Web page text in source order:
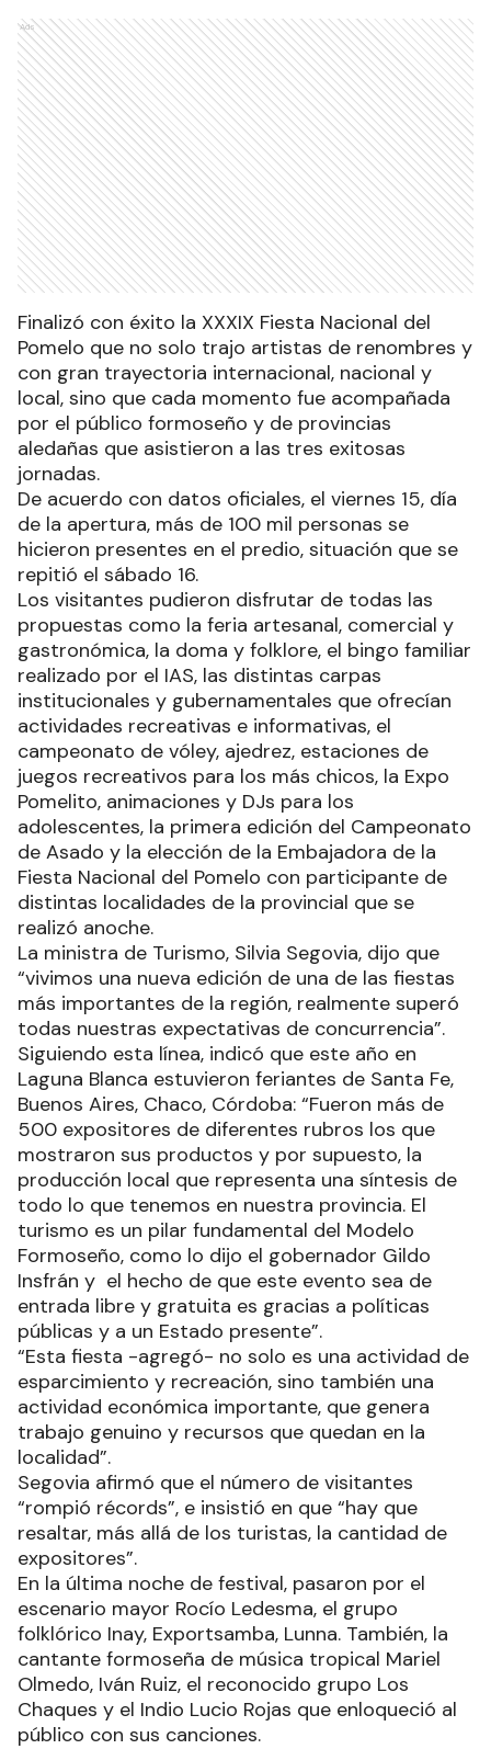
Ads
Finalizó con éxito la XXXIX Fiesta Nacional del
Pomelo que no solo trajo artistas de renombres y
con gran trayectoria internacional, nacional y
local, sino que cada momento fue acompañada
por el público formoseño y de provincias
aledañas que asistieron a las tres exitosas
jornadas.
De acuerdo con datos oficiales, el viernes 15, día
de la apertura, más de 100 mil personas se
hicieron presentes en el predio, situación que se
repitió el sábado 16.
Los visitantes pudieron disfrutar de todas las
propuestas como la feria artesanal, comercial y
gastronómica, la doma y folklore, el bingo familiar
realizado por el IAS, las distintas carpas
institucionales y gubernamentales que ofrecían
actividades recreativas e informativas, el
campeonato de vóley, ajedrez, estaciones de
juegos recreativos para los más chicos, la Expo
Pomelito, animaciones y DJs para los
adolescentes, la primera edición del Campeonato
de Asado y la elección de la Embajadora de la
Fiesta Nacional del Pomelo con participante de
distintas localidades de la provincial que se
realizó anoche.
La ministra de Turismo, Silvia Segovia, dijo que
“vivimos una nueva edición de una de las fiestas
más importantes de la región, realmente superó
todas nuestras expectativas de concurrencia”.
Siguiendo esta línea, indicó que este año en
Laguna Blanca estuvieron feriantes de Santa Fe,
Buenos Aires, Chaco, Córdoba: “Fueron más de
500 expositores de diferentes rubros los que
mostraron sus productos y por supuesto, la
producción local que representa una síntesis de
todo lo que tenemos en nuestra provincia. El
turismo es un pilar fundamental del Modelo
Formoseño, como lo dijo el gobernador Gildo
Insfrán y el hecho de que este evento sea de
entrada libre y gratuita es gracias a políticas
públicas y a un Estado presente”.
“Esta fiesta -agregó- no solo es una actividad de
esparcimiento y recreación, sino también una
actividad económica importante, que genera
trabajo genuino y recursos que quedan en la
localidad”.
Segovia afirmó que el número de visitantes
“rompió récords”, e insistió en que “hay que
resaltar, más allá de los turistas, la cantidad de
expositores”.
En la última noche de festival, pasaron por el
escenario mayor Rocío Ledesma, el grupo
folklórico Inay, Exportsamba, Lunna. También, la
cantante formoseña de música tropical Mariel
Olmedo, Iván Ruiz, el reconocido grupo Los
Chaques y el Indio Lucio Rojas que enloqueció al
público con sus canciones.